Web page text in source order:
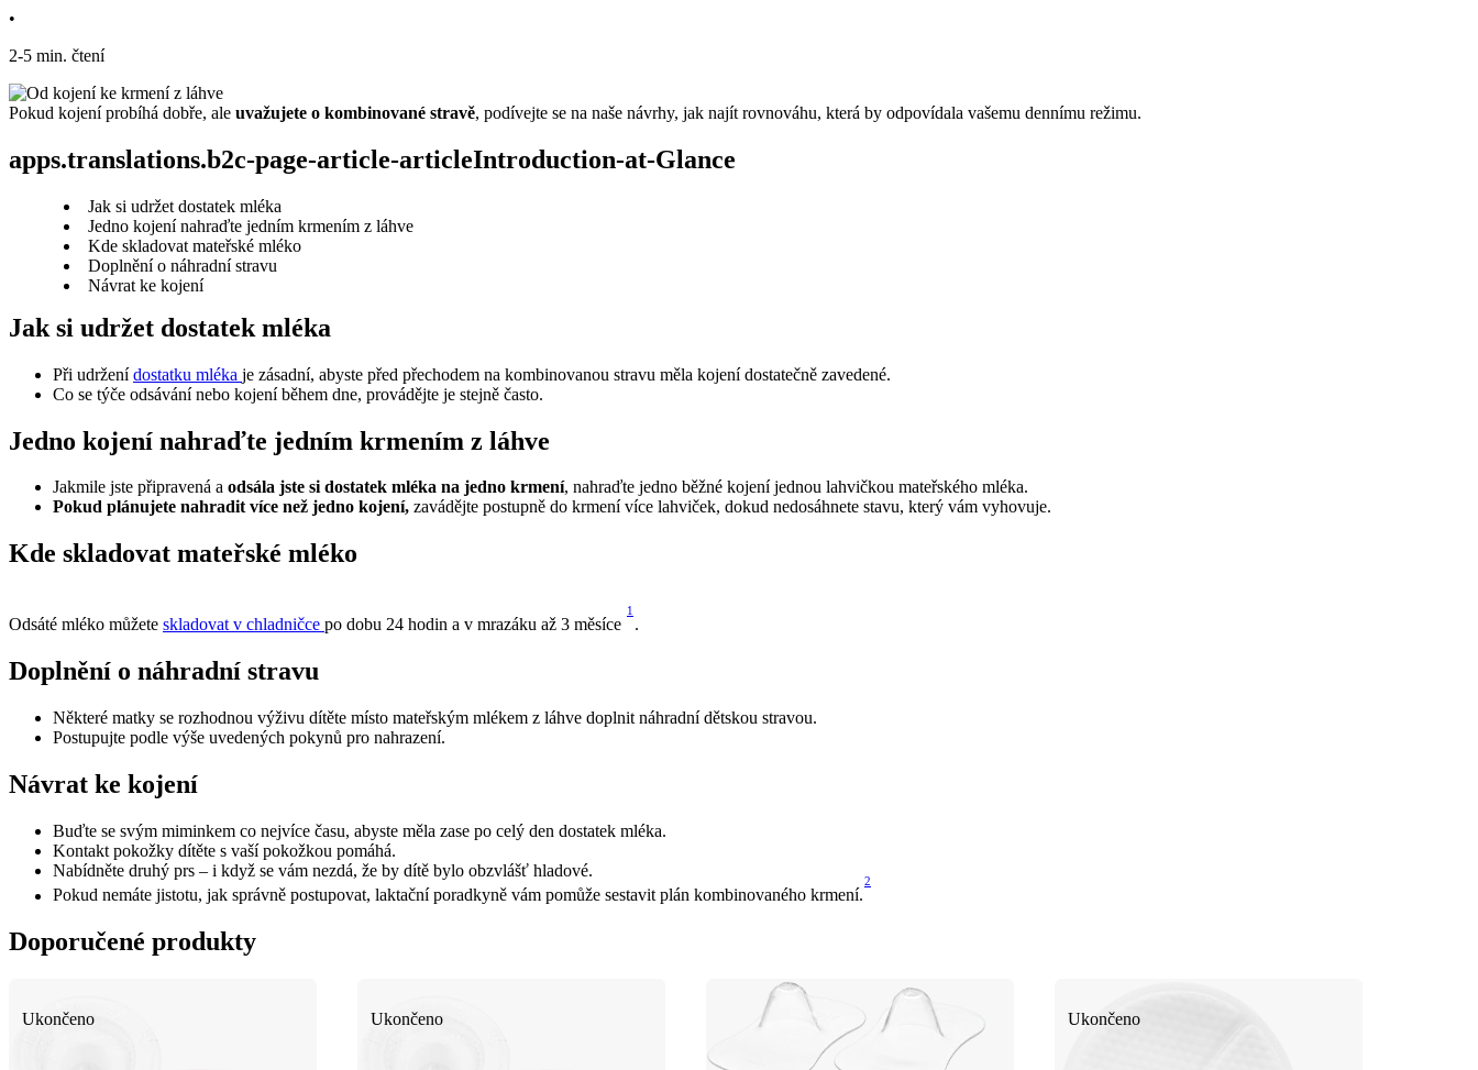
•
2-5 min. čtení
Pokud kojení probíhá dobře, ale uvažujete o kombinované stravě, podívejte se na naše návrhy, jak najít rovnováhu, která by odpovídala vašemu dennímu režimu.
apps.translations.b2c-page-article-articleIntroduction-at-Glance
Jak si udržet dostatek mléka
Jedno kojení nahraďte jedním krmením z láhve
Kde skladovat mateřské mléko
Doplnění o náhradní stravu
Návrat ke kojení
Jak si udržet dostatek mléka
Při udržení dostatku mléka je zásadní, abyste před přechodem na kombinovanou stravu měla kojení dostatečně zavedené.
Co se týče odsávání nebo kojení během dne, provádějte je stejně často.
Jedno kojení nahraďte jedním krmením z láhve
Jakmile jste připravená a odsála jste si dostatek mléka na jedno krmení, nahraďte jedno běžné kojení jednou lahvičkou mateřského mléka.
Pokud plánujete nahradit více než jedno kojení, zavádějte postupně do krmení více lahviček, dokud nedosáhnete stavu, který vám vyhovuje.
Kde skladovat mateřské mléko
Odsáté mléko můžete skladovat v chladničce po dobu 24 hodin a v mrazáku až 3 měsíce
1
.
Doplnění o náhradní stravu
Některé matky se rozhodnou výživu dítěte místo mateřským mlékem z láhve doplnit náhradní dětskou stravou.
Postupujte podle výše uvedených pokynů pro nahrazení.
Návrat ke kojení
Buďte se svým miminkem co nejvíce času, abyste měla zase po celý den dostatek mléka.
Kontakt pokožky dítěte s vaší pokožkou pomáhá.
Nabídněte druhý prs – i když se vám nezdá, že by dítě bylo obzvlášť hladové.
Pokud nemáte jistotu, jak správně postupovat, laktační poradkyně vám pomůže sestavit plán kombinovaného krmení.
2
Doporučené produkty
Ukončeno Ukončeno Ukončeno